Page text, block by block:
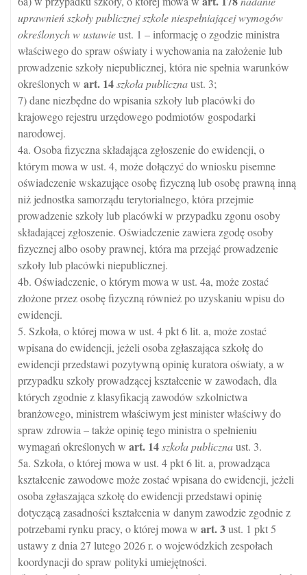
uprawnień szkoły publicznej szkole niespełniającej wymogów
określonych w ustawieust. 1 – informację o zgodzie ministra
właściwego do spraw oświaty i wychowania na założenie lub
prowadzenie szkoły niepublicznej, która nie spełnia warunków
określonych w art. 14szkoła publicznaust. 3;
7) dane niezbędne do wpisania szkoły lub placówki do
krajowego rejestru urzędowego podmiotów gospodarki
narodowej.
4a. Osoba fizyczna składająca zgłoszenie do ewidencji, o
którym mowa w ust. 4, może dołączyć do wniosku pisemne
oświadczenie wskazujące osobę fizyczną lub osobę prawną inną
niż jednostka samorządu terytorialnego, która przejmie
prowadzenie szkoły lub placówki w przypadku zgonu osoby
składającej zgłoszenie. Oświadczenie zawiera zgodę osoby
fizycznej albo osoby prawnej, która ma przejąć prowadzenie
szkoły lub placówki niepublicznej.
4b. Oświadczenie, o którym mowa w ust. 4a, może zostać
złożone przez osobę fizyczną również po uzyskaniu wpisu do
ewidencji.
5. Szkoła, o której mowa w ust. 4 pkt 6 lit. a, może zostać
wpisana do ewidencji, jeżeli osoba zgłaszająca szkołę do
ewidencji przedstawi pozytywną opinię kuratora oświaty, a w
przypadku szkoły prowadzącej kształcenie w zawodach, dla
których zgodnie z klasyfikacją zawodów szkolnictwa
branżowego, ministrem właściwym jest minister właściwy do
spraw zdrowia – także opinię tego ministra o spełnieniu
wymagań określonych w art. 14szkoła publicznaust. 3.
5a. Szkoła, o której mowa w ust. 4 pkt 6 lit. a, prowadząca
kształcenie zawodowe może zostać wpisana do ewidencji, jeżeli
osoba zgłaszająca szkołę do ewidencji przedstawi opinię
dotyczącą zasadności kształcenia w danym zawodzie zgodnie z
potrzebami rynku pracy, o której mowa w art.3ust. 1 pkt 5
ustawy z dnia 27 lutego 2026 r. o wojewódzkich zespołach
koordynacji do spraw polityki umiejętności.